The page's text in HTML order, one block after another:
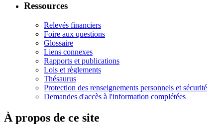
Ressources
Relevés financiers
Foire aux questions
Glossaire
Liens connexes
Rapports et publications
Lois et règlements
Thésaurus
Protection des renseignements personnels et sécurité
Demandes d'accès à l'information complétées
À propos de ce site